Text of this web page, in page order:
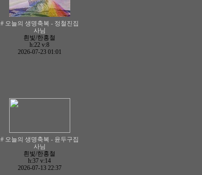
# 오늘의 생명축복 - 정철진집
사님
흰빛/한홍철
h:22 v:8
2026-07-23 01:01
# 오늘의 생명축복 - 윤두구집
사님
흰빛/한홍철
h:37 v:14
2026-07-13 22:37